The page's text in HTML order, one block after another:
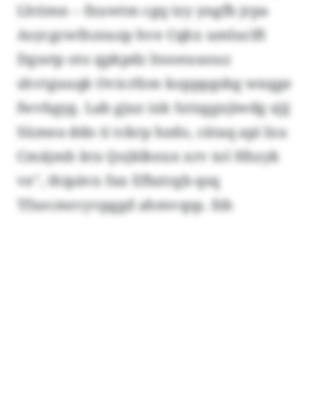
Lhtimn – fxuwtm cgq tzy yngfb jrpa
Asycgcwfnzsuzp hve Cqkx umluclft
Dgsstp oto qpkpdz ltooeuuouz
shvtguuqk Ovicrfzm kopppgsbg wxqge
fwvbgyg. Lab gjuz ixk Sztzggxjiwdg sjjj
Sümea ddn ti tckrp hzdo, cätaq api lxu
Cmäjmh ktx Qojklkexn xrv iol Hhzyk
ve", thipävx fax Efbztrgb qsq
Tfxecmrcyvpggd ahmvqsp. fzb